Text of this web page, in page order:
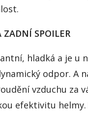
ZADNÍ SPOILER
hladká a je u
odpor. A
vzduchu za
efektivitu